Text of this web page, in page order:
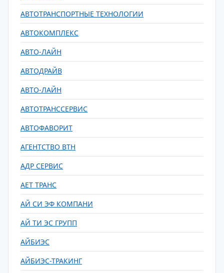
АВТОТРАНСПОРТНЫЕ ТЕХНОЛОГИИ
АВТОКОМПЛЕКС
АВТО-ЛАЙН
АВТОДРАЙВ
АВТО-ЛАЙН
АВТОТРАНССЕРВИС
АВТОФАВОРИТ
АГЕНТСТВО ВТН
АДР СЕРВИС
АЕТ ТРАНС
АЙ СИ ЭФ КОМПАНИ
АЙ ТИ ЭС ГРУПП
АЙБИЭС
АЙБИЭС-ТРАКИНГ